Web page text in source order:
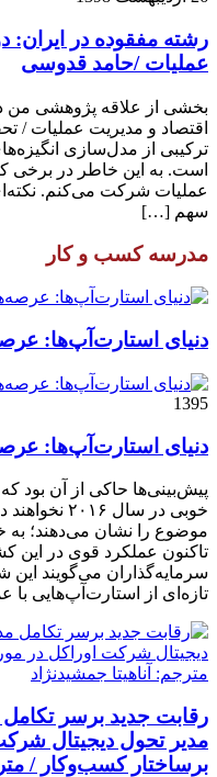
رشته مفقوده در ایران:
عملیات /حامد قدوسی
بخشی از علاقه پژوهشی من
اقتصاد و مدیریت عملیات /
ترکیبی از مدل‌سازی
است. به این خاطر در برخی
عملیات شرکت می‌کنم.
سهم […]
مدرسه کسب و کار
دنیای استارت‌آپ‌ها:
1395
دنیای استارت‌آپ‌ها:
پیش‌بینی‌ها حاکی از آن بود
خوبی در
موضوع را نشان می‌دهند؛
تاکنون عملکرد قوی در این
سرمایه‌گذاران می‌گویند این
تازه‌ای از استارت‌آپ‌هایی با
رقابت جدید برسر
مدیر تحول دیجیتال
برساختار کسب‌وکار /